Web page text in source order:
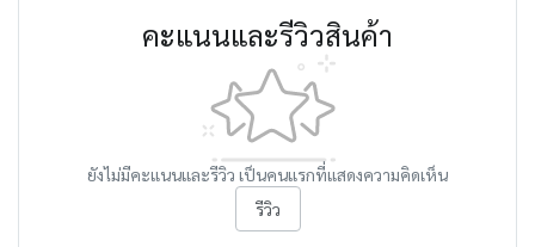
คะแนนและรีวิวสินค้า
ยังไม่มีคะแนนและรีวิว เป็นคนแรกที่แสดงความคิดเห็น
รีวิว